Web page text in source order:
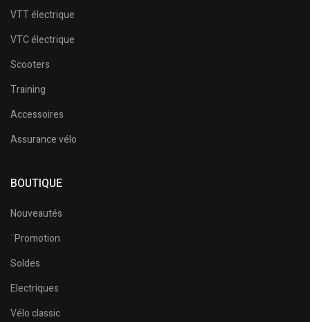
VTT électrique
VTC électrique
Scooters
Training
Accessoires
Assurance vélo
BOUTIQUE
Nouveautés
¨Promotion
Soldes
Electriques
Vélo classic